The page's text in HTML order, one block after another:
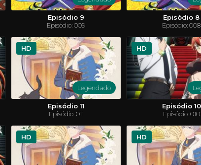
Episódio 9
Episódio: 009
Episódio 8
Episódio: 008
HD
Legendado
Episódio 11
Episódio: 011
HD
Episódio 10
Episódio: 010
HD HD